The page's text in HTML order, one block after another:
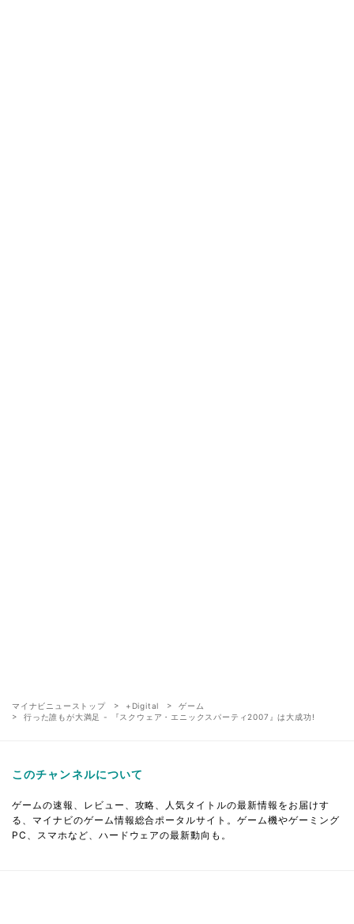
マイナビニューストップ +Digital
ゲーム
行った誰もが大満足 - 『スクウェア・エニックスパーティ2007』は大成功!
このチャンネルについて
ゲームの速報、レビュー、攻略、人気タイトルの最新情報をお届けす
る、マイナビのゲーム情報総合ポータルサイト。ゲーム機やゲーミング
PC、スマホなど、ハードウェアの最新動向も。